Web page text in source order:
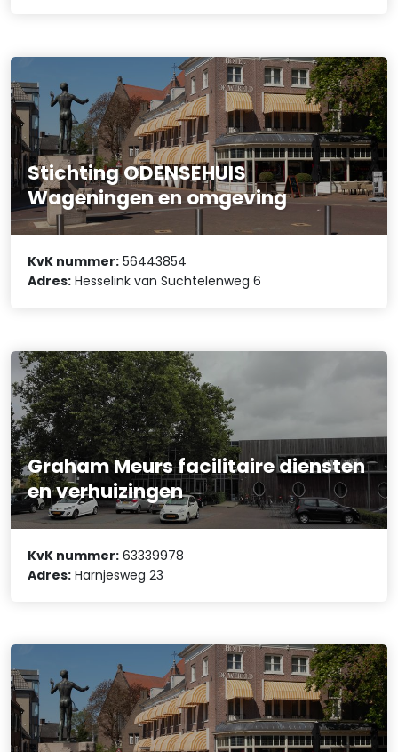
Stichting ODENSEHUIS
Wageningen en omgeving
KvK nummer: 56443854
Adres: Hesselink van Suchtelenweg 6
Graham Meurs facilitaire diensten
en verhuizingen
KvK nummer: 63339978
Adres: Harnjesweg 23